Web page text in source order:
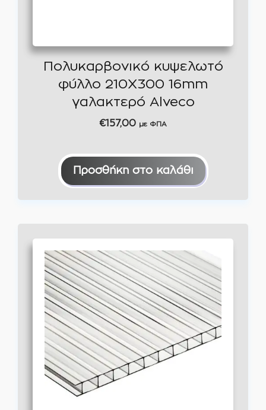
Πολυκαρβονικό κυψελωτό
φύλλο 210Χ300 16mm
γαλακτερό Alveco
€157,00 με ΦΠΑ
Προσθήκη στο καλάθι